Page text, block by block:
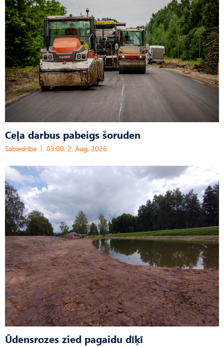
Ceļa darbus pabeigs šoruden
Sabiedrība 03:00, 2. Aug, 2026
Ūdensrozes zied pagaidu dīķī